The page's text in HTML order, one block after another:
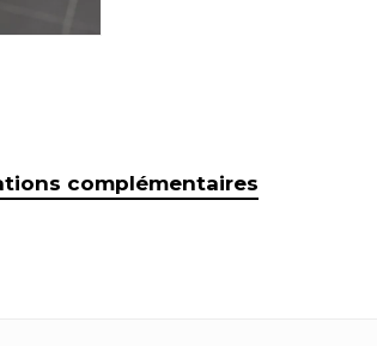
complémentaires